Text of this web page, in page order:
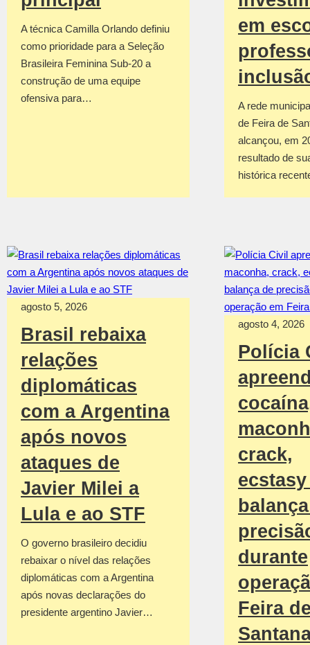
A técnica Camilla Orlando definiu
como prioridade para a Seleção
Brasileira Feminina Sub-20 a
construção de uma equipe
ofensiva para…
em
A rede
de Feira de
alcançou, em
resultado de
histórica
agosto 5, 2026
Brasil rebaixa
relações
diplomáticas
com a Argentina
após novos
ataques de
Javier Milei a
Lula e ao STF
O governo brasileiro decidiu
rebaixar o nível das relações
diplomáticas com a Argentina
após novas declarações do
presidente argentino Javier…
agosto 4, 2026
Polícia
crack,
ecstasy
durante
Feira